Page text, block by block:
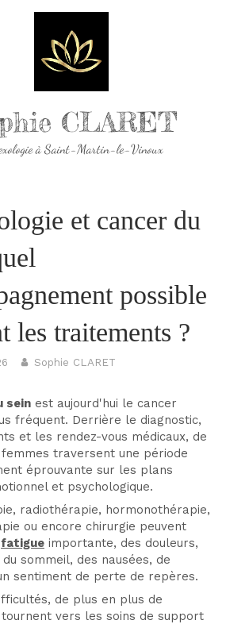
CLARET
à Saint-Martin-le-Vinoux
et cancer du
possible
les traitements ?
Sophie CLARET
sein est aujourd'hui le cancer
fréquent. Derrière le diagnostic,
et les rendez-vous médicaux, de
traversent une période
éprouvante sur les plans
et psychologique.
radiothérapie, hormonothérapie,
ou encore chirurgie peuvent
fatigue importante, des douleurs,
sommeil, des nausées, de
sentiment de perte de repères.
de plus en plus de
vers les soins de support